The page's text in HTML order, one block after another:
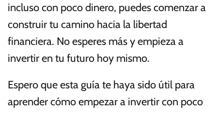
incluso con poco dinero, puedes comenzar a
construir tu camino hacia la libertad
financiera. No esperes más y empieza a
invertir en tu futuro hoy mismo.
Espero que esta guía te haya sido útil para
aprender cómo empezar a invertir con poco